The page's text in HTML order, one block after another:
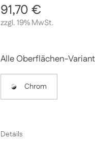
Regulärer Preis
91,70 €
zzgl. 19% MwSt.
Alle Oberflächen-
Chrom
Details